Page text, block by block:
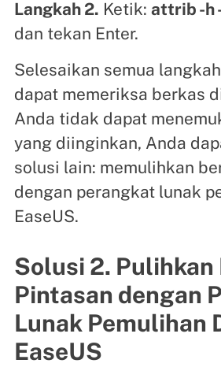
Langkah 2. Ketik: attrib -h
dan tekan Enter.
Selesaikan semua
dapat memeriksa berkas
Anda tidak dapat
yang diinginkan, Anda
solusi lain: memulihkan
dengan perangkat lunak
EaseUS.
Solusi 2. Pulihkan
Pintasan dengan
Lunak Pemulihan
EaseUS